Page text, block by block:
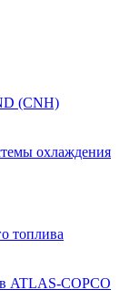
(CNH)
охлаждения
топлива
ATLAS-COPCO